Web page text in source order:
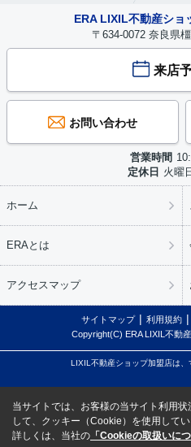
ERA LIXIL不動産ショ
〒634-0072 奈良県
来店
お問い合わせ
営業時間
定休日 火曜
ホーム
ERAとは
アクセスマップ
サイトマップ 利用規約
Copyright(C) ERA LIXIL不動
LIXIL不動産ショップ加盟店は、
当サイトでは、お客様の当サイト利用
して、クッキー（Cookie）を使用してい
詳しくは、当社の 「Cookieの取扱いにつ